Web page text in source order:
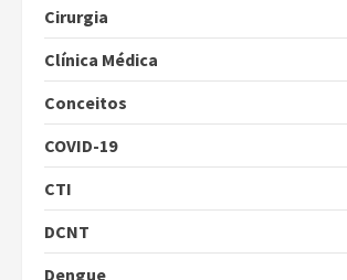
Cirurgia
Clínica Médica
Conceitos
COVID-19
CTI
DCNT
Dengue